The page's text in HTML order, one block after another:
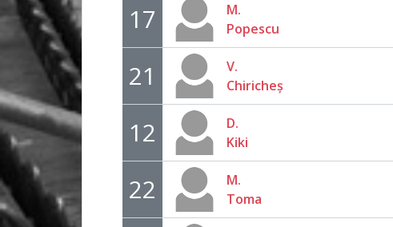
17
M.
Popescu
21
V.
Chiricheș
12
D.
Kiki
22
M.
Toma